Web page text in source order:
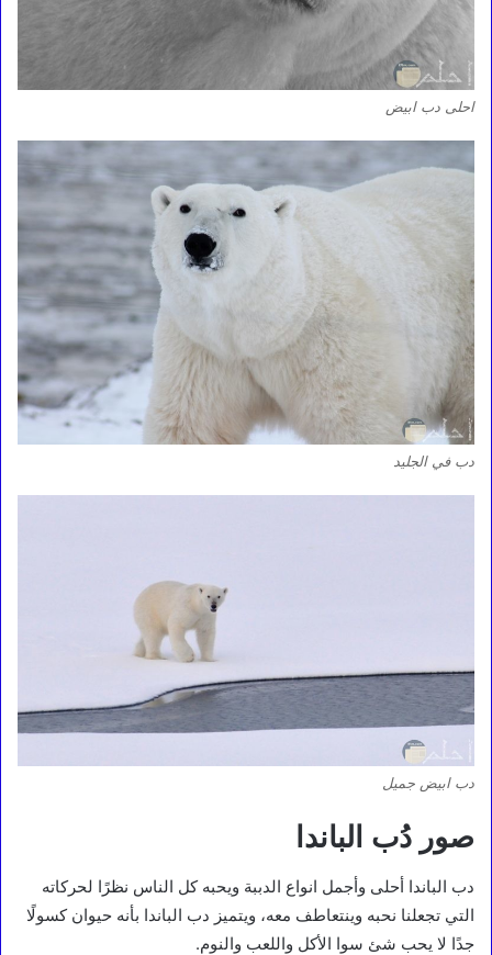
احلى دب ابيض
دب في الجليد
دب ابيض جميل
صور دُب الباندا
دب الباندا أحلى وأجمل انواع الدببة ويحبه كل الناس نظرًا لحركاته
التي تجعلنا نحبه وينتعاطف معه، ويتميز دب الباندا بأنه حيوان كسولًا
جدًا لا يحب شئ سوا الأكل واللعب والنوم.